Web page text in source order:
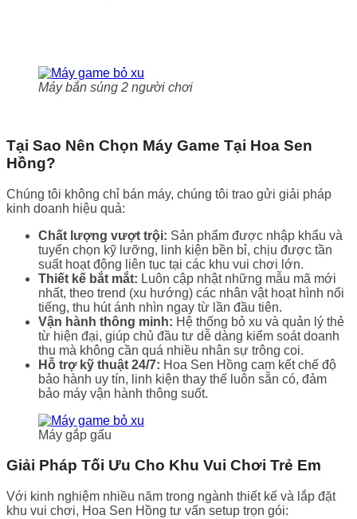
Máy bắn súng 2 người chơi
Tại Sao Nên Chọn Máy Game Tại Hoa Sen
Hồng?
Chúng tôi không chỉ bán máy, chúng tôi trao gửi giải pháp
kinh doanh hiệu quả:
Chất lượng vượt trội: Sản phẩm được nhập khẩu và
tuyển chọn kỹ lưỡng, linh kiện bền bỉ, chịu được tần
suất hoạt động liên tục tại các khu vui chơi lớn.
Thiết kế bắt mắt: Luôn cập nhật những mẫu mã mới
nhất, theo trend (xu hướng) các nhân vật hoạt hình nổi
tiếng, thu hút ánh nhìn ngay từ lần đầu tiên.
Vận hành thông minh: Hệ thống bỏ xu và quản lý thẻ
từ hiện đại, giúp chủ đầu tư dễ dàng kiểm soát doanh
thu mà không cần quá nhiều nhân sự trông coi.
Hỗ trợ kỹ thuật 24/7: Hoa Sen Hồng cam kết chế độ
bảo hành uy tín, linh kiện thay thế luôn sẵn có, đảm
bảo máy vận hành thông suốt.
Máy gắp gấu
Giải Pháp Tối Ưu Cho Khu Vui Chơi Trẻ Em
Với kinh nghiệm nhiều năm trong ngành thiết kế và lắp đặt
khu vui chơi, Hoa Sen Hồng tư vấn setup trọn gói: